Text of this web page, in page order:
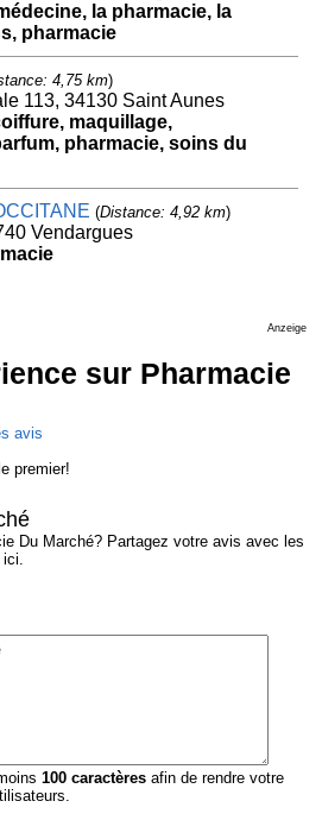
la pharmacie, la
pharmacie
4,75 km)
113, 34130 Saint Aunes
maquillage,
pharmacie, soins du
(Distance: 4,92 km)
Vendargues
Anzeige
sur Pharmacie
avis
premier!
Du Marché? Partagez votre avis avec les
100 caractères afin de rendre votre